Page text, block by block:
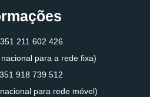
211 602 426
para a rede fixa)
918 739 512
para rede móvel)